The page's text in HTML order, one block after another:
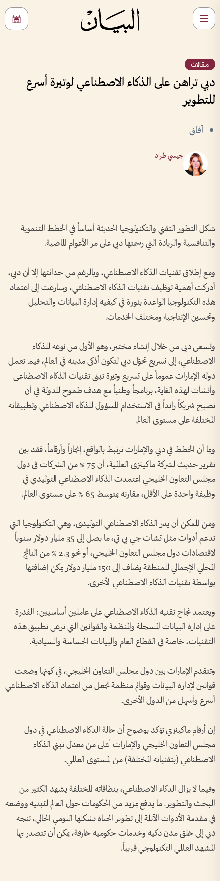
مقالات
دبي تراهن على الذكاء الاصطناعي لوتيرة أسرع
للتطوير
آفاق
جيسي طراد
شكل التطور التقني والتكنولوجيا الحديثة أساساً في الخطط التنموية
والتنافسية والريادة التي رسمتها دبي على مر الأعوام الماضية.
ومع إطلاق تقنيات الذكاء الاصطناعي، وبالرغم من حداثتها إلا أن دبي،
أدركت أهمية توظيف تقنيات الذكاء الاصطناعي، وسارعت إلى اعتماد
هذه التكنولوجيا الواعدة بثورة في كيفية إدارة البيانات والتحليل
وتحسين الإنتاجية ومختلف الخدمات.
وتسعى دبي من خلال إنشاء مختبر، وهو الأول من نوعه للذكاء
الاصطناعي، إلى تسريع تحوّل دبي لتكون أذكى مدينة في العالم، فيما تعمل
دولة الإمارات عموماً على تسريع وتيرة تبني تقنيات الذكاء الاصطناعي
وأنشأت لهذه الغاية، برنامجاً وطنياً مع هدف طموح للدولة في أن
تصبح شريكاً رائداً في الاستخدام المسؤول للذكاء الاصطناعي وتطبيقاته
المختلفة على مستوى العالم.
وبما أن الخطط في دبي والإمارات ترتبط بالواقع، إنجازاً وأرقاماً، فقد بين
تقرير حديث لشركة ماكينزي العالمية، أن 75 % من الشركات في دول
مجلس التعاون الخليجي اعتمدت الذكاء الاصطناعي التوليدي في
وظيفة واحدة على الأقل، مقارنة بمتوسط 65 % على مستوى العالم.
ومن الممكن أن يدر الذكاء الاصطناعي التوليدي، وهي التكنولوجيا التي
تدعم أدوات مثل تشات جي بي تي، ما يصل إلى 35 مليار دولار سنوياً
لاقتصادات دول مجلس التعاون الخليجي، أو نحو 2.3 % من الناتج
المحلي الإجمالي للمنطقة يضاف إلى 150 مليار دولار يمكن إضافتها
بواسطة تقنيات الذكاء الاصطناعي الأخرى.
ويعتمد نجاح تقنية الذكاء الاصطناعي على عاملين أساسيين: القدرة
على إدارة البيانات المسجلة والمنظمة والقوانين التي ترعى تطبيق هذه
التقنيات، خاصة في القطاع العام والبيانات الحساسة والسيادية.
وتتقدم الإمارات بين دول مجلس التعاون الخليجي، في كونها وضعت
قوانين لإدارة البيانات وقوائم منظمة تجعل من اعتماد الذكاء الاصطناعي
أسرع وأسهل من الدول الأخرى.
إن أرقام ماكينزي تؤكد بوضوح أن حالة الذكاء الاصطناعي في دول
مجلس التعاون الخليجي والإمارات أعلى من معدل تبني الذكاء
الاصطناعي (بتقنياته المختلفة) من المستوى العالمي.
وفيما لا يزال الذكاء الاصطناعي، بنطاقاته المختلفة يشهد الكثير من
البحث والتطوير، ما يدفع بمزيد من الحكومات حول العالم لتبنيه ووضعه
في مقدمة الأدوات الآيلة إلى تطوير الحياة بشكلها اليومي الحالي، تتجه
دبي إلى خلق مدن ذكية وخدمات حكومية خارقة، يمكن أن تتصدر بها
المشهد العالمي التكنولوجي قريباً.